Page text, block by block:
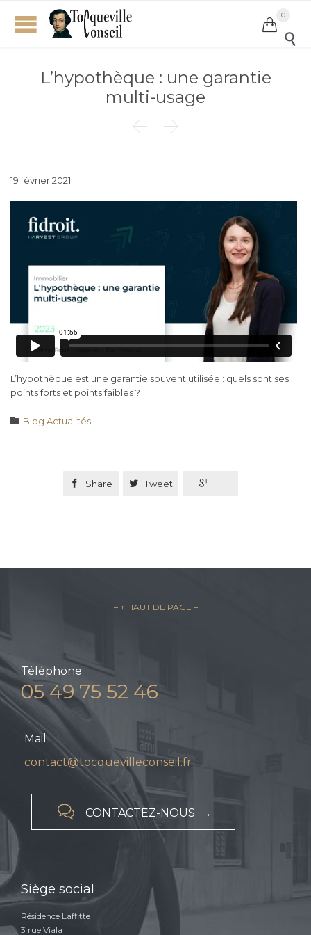

0

L’hypothèque : une garantie
multi-usage
 
19 février 2021
L’hypothèque est une garantie souvent utilisée : quels sont ses
points forts et points faibles ?
 Category
Blog Actualités
 Share  Tweet  +1
– ↑ HAUT DE PAGE –
Téléphone
05 49 75 52 46
Mail
contact@tocquevilleconseil.fr
 CONTACTEZ-NOUS →
Siège social
Résidence Laffitte
3 rue Viala